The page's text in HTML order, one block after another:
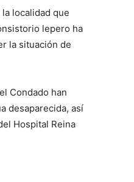
localidad que
lepero ha
la situación de
Condado han
desaparecida, así
Hospital Reina